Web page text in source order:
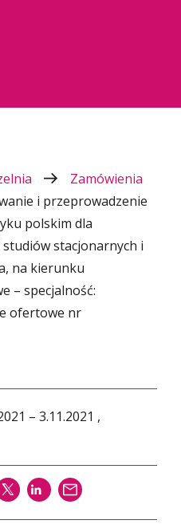
Zamówienia
i przeprowadzenie
polskim dla
stacjonarnych i
na kierunku
– specjalność:
ofertowe nr
– 3.11.2021 ,
SHARE SHARE